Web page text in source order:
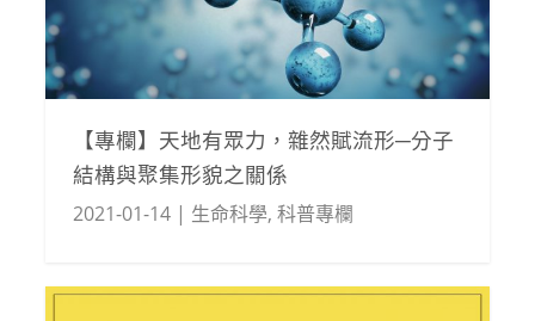
【專欄】天地有眾力，雜然賦流形─分子
結構與聚集形貌之關係
2021-01-14| 生命科學, 科普專欄